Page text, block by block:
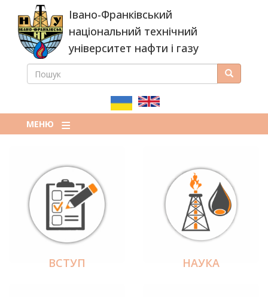
основного
вмісту
Івано-Франківський
національний технічний
університет нафти і газу
ПОШУКОВА
ПОШУК Пошук
МЕНЮ
ВСТУП НАУКА